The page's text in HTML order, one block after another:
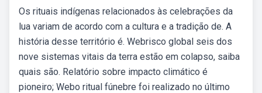
Os rituais indígenas relacionados às celebrações da
lua variam de acordo com a cultura e a tradição de. A
história desse território é. Webrisco global seis dos
nove sistemas vitais da terra estão em colapso, saiba
quais são. Relatório sobre impacto climático é
pioneiro; Webo ritual fúnebre foi realizado no último